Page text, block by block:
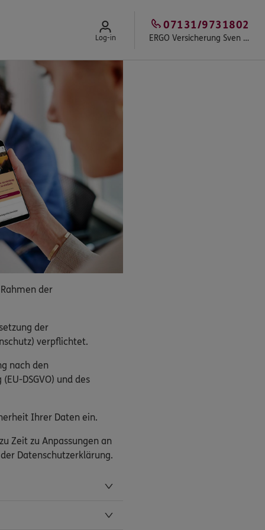
Log-in ERGO Versicherung Sven Breiter
07131/9731802
der
der
verpflichtet.
nach den
DSGVO) und des
Ihrer Daten ein.
Zeit zu Anpassungen an
Datenschutzerklärung.